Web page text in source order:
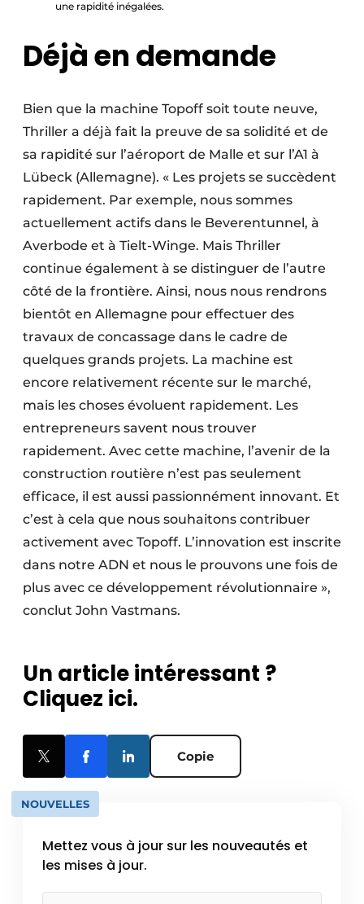
une rapidité inégalées.
Déjà en demande
Bien que la machine Topoff soit toute neuve,
Thriller a déjà fait la preuve de sa solidité et de
sa rapidité sur l’aéroport de Malle et sur l’A1 à
Lübeck (Allemagne). « Les projets se succèdent
rapidement. Par exemple, nous sommes
actuellement actifs dans le Beverentunnel, à
Averbode et à Tielt-Winge. Mais Thriller
continue également à se distinguer de l’autre
côté de la frontière. Ainsi, nous nous rendrons
bientôt en Allemagne pour effectuer des
travaux de concassage dans le cadre de
quelques grands projets. La machine est
encore relativement récente sur le marché,
mais les choses évoluent rapidement. Les
entrepreneurs savent nous trouver
rapidement. Avec cette machine, l’avenir de la
construction routière n’est pas seulement
efficace, il est aussi passionnément innovant. Et
c’est à cela que nous souhaitons contribuer
activement avec Topoff. L’innovation est inscrite
dans notre ADN et nous le prouvons une fois de
plus avec ce développement révolutionnaire »,
conclut John Vastmans.
Un article intéressant ?
Cliquez ici.
Copie
NOUVELLES
Mettez vous à jour sur les nouveautés et
les mises à jour.